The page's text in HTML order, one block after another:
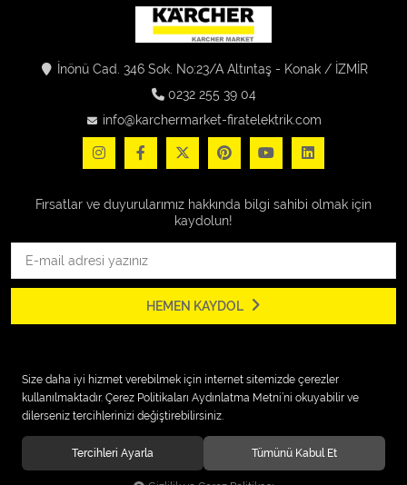
İnönü Cad. 346 Sok. No:23/A Altıntaş - Konak / İZMİR
0232 255 39 04
info@karchermarket-firatelektrik.com
Fırsatlar ve duyurularımız hakkında bilgi sahibi olmak için
kaydolun!
HEMEN KAYDOL
ÖDEME
İLETİŞİM
Size daha iyi hizmet verebilmek için internet sitemizde çerezler
kullanılmaktadır. Çerez Politikaları Aydınlatma Metni’ni okuyabilir ve
dilerseniz tercihlerinizi değiştirebilirsiniz.
Tercihleri Ayarla Tümünü Kabul Et